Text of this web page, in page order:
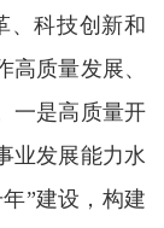
、科技创新和
质量发展、
一是高质量开
业发展能力水
”建设，构建